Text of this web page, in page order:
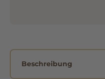
Beschreibung